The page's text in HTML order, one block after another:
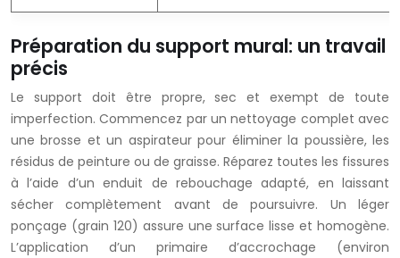
Préparation du support mural: un travail
précis
Le support doit être propre, sec et exempt de toute
imperfection. Commencez par un nettoyage complet avec
une brosse et un aspirateur pour éliminer la poussière, les
résidus de peinture ou de graisse. Réparez toutes les fissures
à l’aide d’un enduit de rebouchage adapté, en laissant
sécher complètement avant de poursuivre. Un léger
ponçage (grain 120) assure une surface lisse et homogène.
L’application d’un primaire d’accrochage (environ